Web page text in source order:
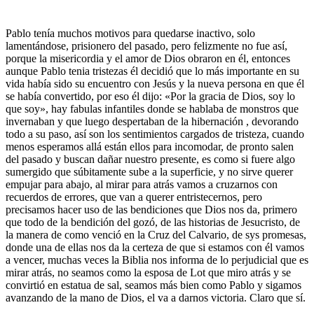
Pablo tenía muchos motivos para quedarse inactivo, solo
lamentándose, prisionero del pasado, pero felizmente no fue así,
porque la misericordia y el amor de Dios obraron en él, entonces
aunque Pablo tenia tristezas él decidió que lo más importante en su
vida había sido su encuentro con Jesús y la nueva persona en que él
se había convertido, por eso él dijo: «Por la gracia de Dios, soy lo
que soy», hay fabulas infantiles donde se hablaba de monstros que
invernaban y que luego despertaban de la hibernación , devorando
todo a su paso, así son los sentimientos cargados de tristeza, cuando
menos esperamos allá están ellos para incomodar, de pronto salen
del pasado y buscan dañar nuestro presente, es como si fuere algo
sumergido que súbitamente sube a la superficie, y no sirve querer
empujar para abajo, al mirar para atrás vamos a cruzarnos con
recuerdos de errores, que van a querer entristecernos, pero
precisamos hacer uso de las bendiciones que Dios nos da, primero
que todo de la bendición del gozó, de las historias de Jesucristo, de
la manera de como venció en la Cruz del Calvario, de sys promesas,
donde una de ellas nos da la certeza de que si estamos con él vamos
a vencer, muchas veces la Biblia nos informa de lo perjudicial que es
mirar atrás, no seamos como la esposa de Lot que miro atrás y se
convirtió en estatua de sal, seamos más bien como Pablo y sigamos
avanzando de la mano de Dios, el va a darnos victoria. Claro que sí.